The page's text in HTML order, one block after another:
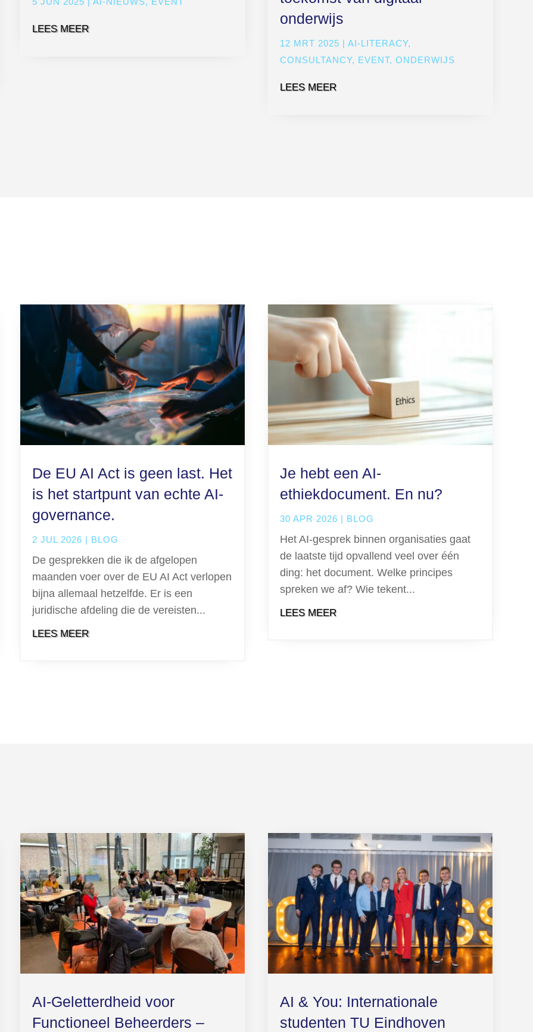
LEES MEER
onderwijs
12 MRT 2025 | AI-LITERACY,
CONSULTANCY, EVENT, ONDERWIJS
LEES MEER
De EU AI Act is geen last. Het
is het startpunt van echte AI-
governance.
2 JUL 2026 | BLOG
De gesprekken die ik de afgelopen
maanden voer over de EU AI Act verlopen
bijna allemaal hetzelfde. Er is een
juridische afdeling die de vereisten...
LEES MEER
Je hebt een AI-
ethiekdocument. En nu?
30 APR 2026 | BLOG
Het AI-gesprek binnen organisaties gaat
de laatste tijd opvallend veel over één
ding: het document. Welke principes
spreken we af? Wie tekent...
LEES MEER
AI-Geletterdheid voor
Functioneel Beheerders –
AI & You: Internationale
studenten TU Eindhoven